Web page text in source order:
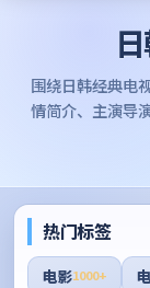
围绕日韩经典电
情简介、主演导
热门标签
电影1000+